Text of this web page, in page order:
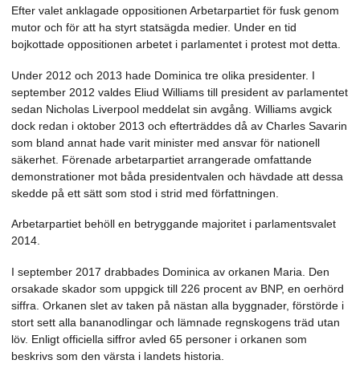
Efter valet anklagade oppositionen Arbetarpartiet för fusk genom
mutor och för att ha styrt statsägda medier. Under en tid
bojkottade oppositionen arbetet i parlamentet i protest mot detta.
Under 2012 och 2013 hade Dominica tre olika presidenter. I
september 2012 valdes Eliud Williams till president av parlamentet
sedan Nicholas Liverpool meddelat sin avgång. Williams avgick
dock redan i oktober 2013 och efterträddes då av Charles Savarin
som bland annat hade varit minister med ansvar för nationell
säkerhet. Förenade arbetarpartiet arrangerade omfattande
demonstrationer mot båda presidentvalen och hävdade att dessa
skedde på ett sätt som stod i strid med författningen.
Arbetarpartiet behöll en betryggande majoritet i parlamentsvalet
2014.
I september 2017 drabbades Dominica av orkanen Maria. Den
orsakade skador som uppgick till 226 procent av BNP, en oerhörd
siffra. Orkanen slet av taken på nästan alla byggnader, förstörde i
stort sett alla bananodlingar och lämnade regnskogens träd utan
löv. Enligt officiella siffror avled 65 personer i orkanen som
beskrivs som den värsta i landets historia.